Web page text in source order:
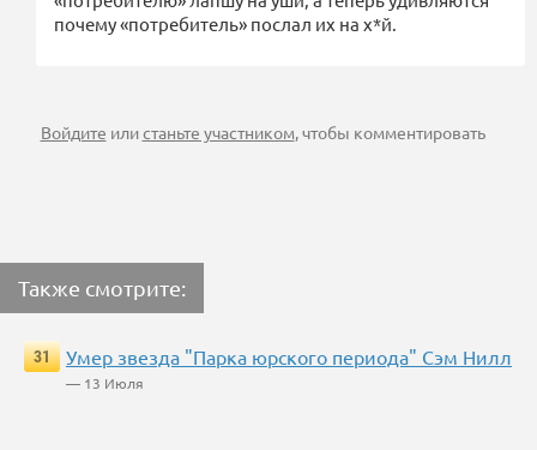
почему «потребитель» послал их на х*й.
Войдите илистаньте участником, чтобы комментировать
Также смотрите:
31 Умер звезда "Парка юрского периода" Сэм Нилл
— 13 Июля